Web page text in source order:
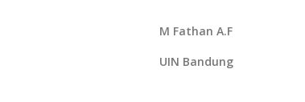
M Fathan A.F
UIN Bandung